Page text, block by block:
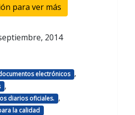
para ver más
2014
electrónicos ,
,
diarios oficiales. ,
la calidad